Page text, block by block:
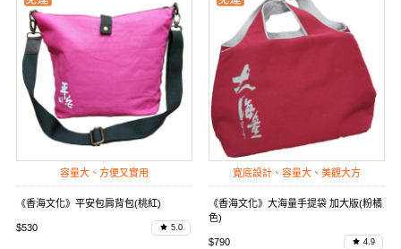
容量大、方便又實用
《香海文化》平安包肩背包(桃紅)
$530 5.0
寛底設計、容量大、美觀大方
《香海文化》大海量手提袋 加大版(粉橘
色)
$790 4.9